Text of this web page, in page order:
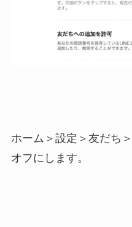
ホーム＞設定＞友だち＞
オフにします。